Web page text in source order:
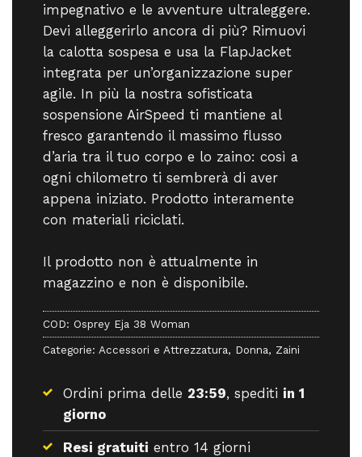
impegnativo e le avventure ultraleggere.
Devi alleggerirlo ancora di più? Rimuovi
la calotta sospesa e usa la FlapJacket
integrata per un’organizzazione super
agile. In più la nostra sofisticata
sospensione AirSpeed ti mantiene al
fresco garantendo il massimo flusso
d’aria tra il tuo corpo e lo zaino: così a
ogni chilometro ti sembrerà di aver
appena iniziato. Prodotto interamente
con materiali riciclati.
Il prodotto non è attualmente in
magazzino e non è disponibile.
COD: Osprey Eja 38 Woman
Categorie: Accessori e Attrezzatura, Donna, Zaini
Ordini prima delle 23:59, spediti in 1
giorno
Resi gratuiti entro 14 giorni